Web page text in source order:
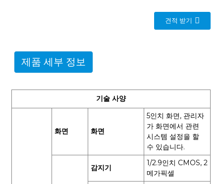
견적 받기
제품 세부 정보
기술 사양
화면 화면
5인치 화면, 관리자
가 화면에서 관련
시스템 설정을 할
수 있습니다.
감지기
1/2.9인치 CMOS, 2
메가픽셀